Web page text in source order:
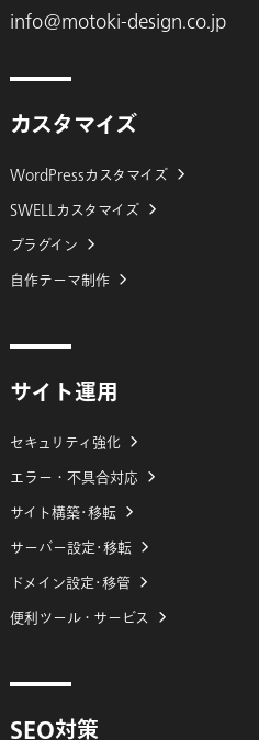
info@motoki-design.co.jp
カスタマイズ
WordPressカスタマイズ
SWELLカスタマイズ
プラグイン
自作テーマ制作
サイト運用
セキュリティ強化
エラー・不具合対応
サイト構築･移転
サーバー設定･移転
ドメイン設定･移管
便利ツール・サービス
SEO対策